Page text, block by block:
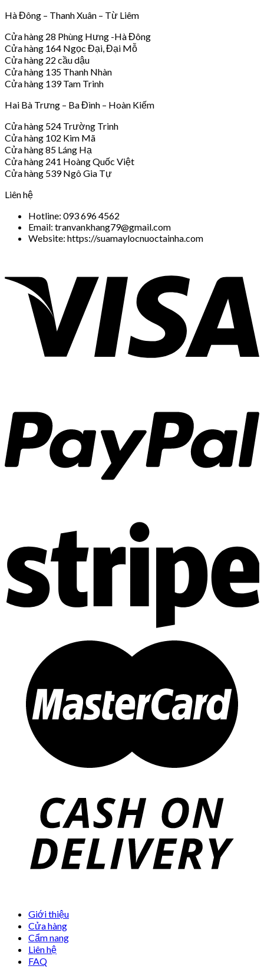
Hà Đông – Thanh Xuân – Từ Liêm
Cửa hàng 28 Phùng Hưng -Hà Đông
Cửa hàng 164 Ngọc Đại, Đại Mỗ
Cửa hàng 22 cầu dậu
Cửa hàng 135 Thanh Nhàn
Cửa hàng 139 Tam Trinh
Hai Bà Trưng – Ba Đình – Hoàn Kiếm
Cửa hàng 524 Trường Trinh
Cửa hàng 102 Kim Mã
Cửa hàng 85 Láng Hạ
Cửa hàng 241 Hoàng Quốc Việt
Cửa hàng 539 Ngô Gia Tự
Liên hệ
Hotline: 093 696 4562
Email: tranvankhang79@gmail.com
Website: https://suamaylocnuoctainha.com
Giới thiệu
Cửa hàng
Cẩm nang
Liên hệ
FAQ